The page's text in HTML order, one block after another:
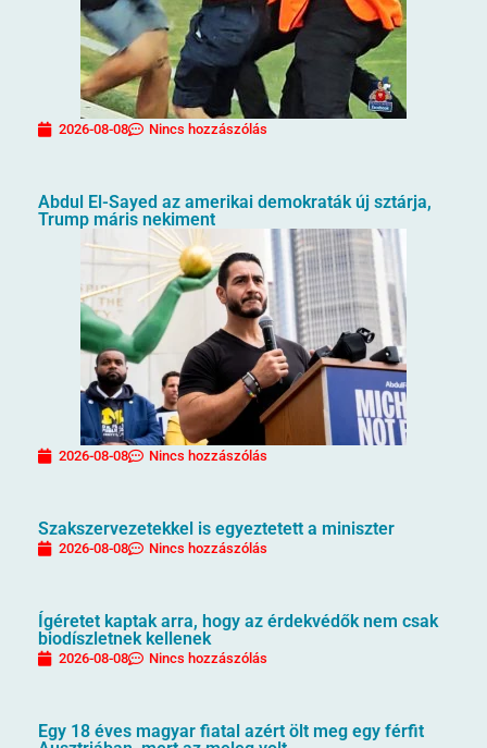
2026-08-08 Nincs hozzászólás
Abdul El-Sayed az amerikai demokraták új sztárja,
Trump máris nekiment
2026-08-08 Nincs hozzászólás
Szakszervezetekkel is egyeztetett a miniszter
2026-08-08 Nincs hozzászólás
Ígéretet kaptak arra, hogy az érdekvédők nem csak
biodíszletnek kellenek
2026-08-08 Nincs hozzászólás
Egy 18 éves magyar fiatal azért ölt meg egy férfit